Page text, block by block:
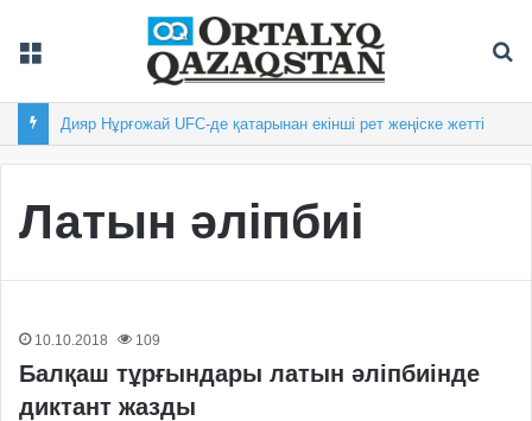
Дияр Нұрғожай UFC-де қатарынан екінші рет жеңіске жетті
Латын әліпбиі
10.10.2018 109
Балқаш тұрғындары латын әліпбиінде
диктант жазды